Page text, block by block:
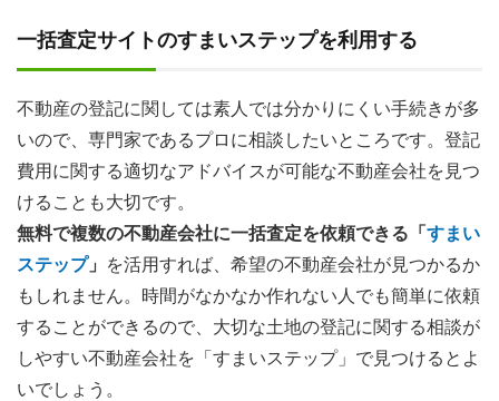
一括査定サイトのすまいステップを利用する
不動産の登記に関しては素人では分かりにくい手続きが多
いので、専門家であるプロに相談したいところです。登記
費用に関する適切なアドバイスが可能な不動産会社を見つ
けることも大切です。
無料で複数の不動産会社に一括査定を依頼できる 「 すまい
ステップ」
を活用すれば、希望の不動産会社が見つかるか
もしれません。時間がなかなか作れない人でも簡単に依頼
することができるので、大切な土地の登記に関する相談が
しやすい不動産会社を「すまいステップ」で見つけるとよ
いでしょう。